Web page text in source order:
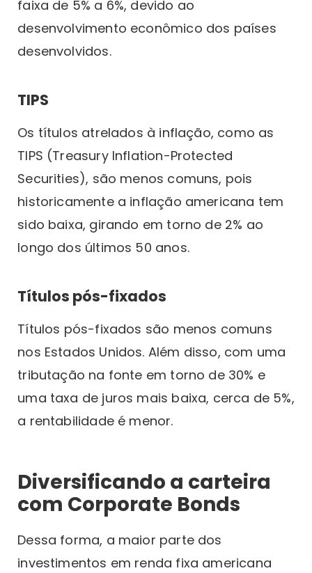
faixa de 5% a 6%, devido ao
desenvolvimento econômico dos países
desenvolvidos.
TIPS
Os títulos atrelados à inflação, como as
TIPS (Treasury Inflation-Protected
Securities), são menos comuns, pois
historicamente a inflação americana tem
sido baixa, girando em torno de 2% ao
longo dos últimos 50 anos.
Títulos pós-fixados
Títulos pós-fixados são menos comuns
nos Estados Unidos. Além disso, com uma
tributação na fonte em torno de 30% e
uma taxa de juros mais baixa, cerca de 5%,
a rentabilidade é menor.
Diversificando a carteira
com Corporate Bonds
Dessa forma, a maior parte dos
investimentos em renda fixa americana